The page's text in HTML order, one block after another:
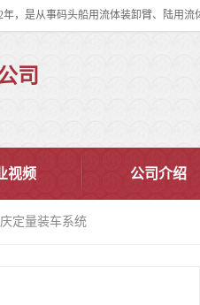
司
视频 公司介绍
定量装车系统